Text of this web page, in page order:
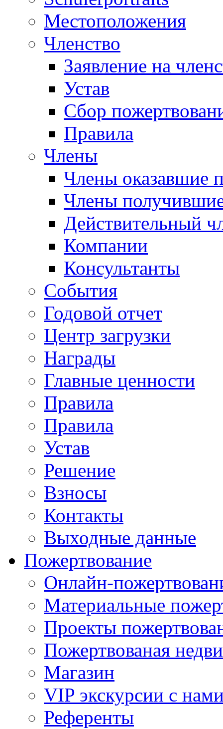
Местоположения
Членство
Заявление на
Устав
Сбор
Правила
Члены
Члены оказавшие
Члены
Действительный
Компании
Консультанты
События
Годовой отчет
Центр загрузки
Награды
Главные ценности
Правила
Правила
Устав
Решение
Взносы
Контакты
Выходные данные
Пожертвование
Онлайн-
Материальные
Проекты
Пожертвованая
Магазин
VIP экскурсии с
Референты